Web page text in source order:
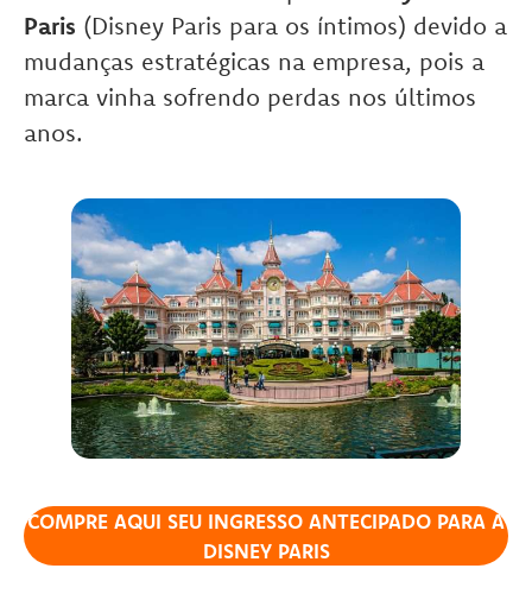
Paris (Disney Paris para os íntimos) devido a
mudanças estratégicas na empresa, pois a
marca vinha sofrendo perdas nos últimos
anos.
COMPRE AQUI SEU INGRESSO ANTECIPADO PARA A
DISNEY PARIS